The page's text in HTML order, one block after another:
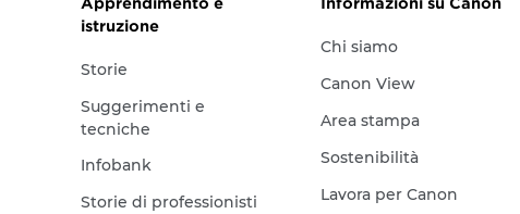
istruzione
Storie
Suggerimenti e
tecniche
Infobank
Storie di professionisti
Chi siamo
Canon View
Area stampa
Sostenibilità
Lavora per Canon